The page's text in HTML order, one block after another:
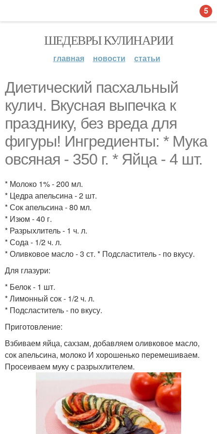
ШЕДЕВРЫ КУЛИНАРИИ
главная новости статьи
Диетический пасхальный
кулич. Вкусная выпечка к
празднику, без вреда для
фигуры! Ингредиенты: * Мука
овсяная - 350 г. * Яйца - 4 шт.
* Молоко 1% - 200 мл.
* Цедра апельсина - 2 шт.
* Сок апельсина - 80 мл.
* Изюм - 40 г.
* Разрыхлитель - 1 ч. л.
* Сода - 1/2 ч. л.
* Оливковое масло - 3 ст. * Подсластитель - по вкусу.
Для глазури:
* Белок - 1 шт.
* Лимонный сок - 1/2 ч. л.
* Подсластитель - по вкусу.
Приготовление:
Взбиваем яйца, сахзам, добавляем оливковое масло,
сок апельсина, молоко И хорошенько перемешиваем.
Просеиваем муку с разрыхлителем.
5